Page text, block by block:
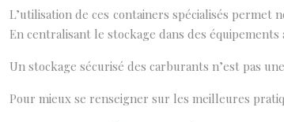
L’utilisation de ces containers spécialisés permet
En centralisant le stockage dans des
Un stockage sécurisé des carburants n’est pas
Pour mieux se renseigner sur les meilleures